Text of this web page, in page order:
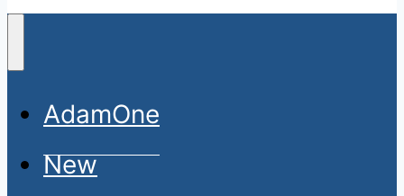
AdamOne
New